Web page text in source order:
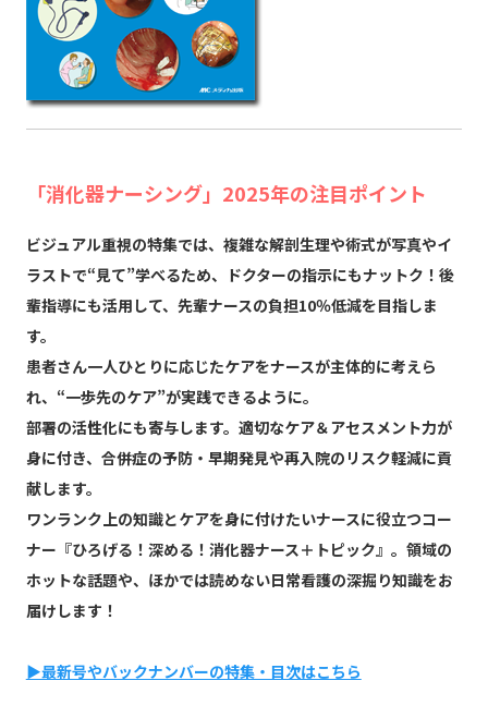
「消化器ナーシング」2025年の注目ポイント
ビジュアル重視の特集では、複雑な解剖生理や術式が写真やイ
ラストで“見て”学べるため、ドクターの指示にもナットク！後
輩指導にも活用して、先輩ナースの負担10％低減を目指しま
す。
患者さん一人ひとりに応じたケアをナースが主体的に考えら
れ、“一歩先のケア”が実践できるように。
部署の活性化にも寄与します。適切なケア＆アセスメント力が
身に付き、合併症の予防・早期発見や再入院のリスク軽減に貢
献します。
ワンランク上の知識とケアを身に付けたいナースに役立つコー
ナー『ひろげる！深める！消化器ナース＋トピック』。領域の
ホットな話題や、ほかでは読めない日常看護の深掘り知識をお
届けします！
▶最新号やバックナンバーの特集・目次はこちら